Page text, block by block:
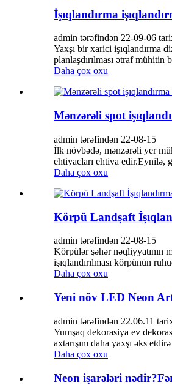
İşıqlandırma
admin tərəfindən 22-09-06
Yaxşı bir xarici işıqlandırma
planlaşdırılması ətraf
Daha çox oxu
Mənzərəli spot
admin tərəfindən 22-08-15
İlk növbədə, mənzərəli yer
ehtiyacları ehtiva edir.Eynilə,
Daha çox oxu
Körpü Landşaft
admin tərəfindən 22-08-15
Körpülər şəhər nəqliyyatının
işıqlandırılması körpünün
Daha çox oxu
Yeni növ LED Neon
admin tərəfindən 22.06.11
Yumşaq dekorasiya ev
axtarışını daha yaxşı əks
Daha çox oxu
Neon işarələri